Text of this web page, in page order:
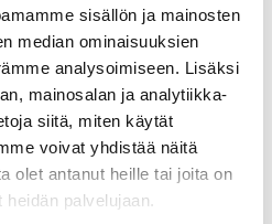
sisällön ja mainosten
median ominaisuuksien
analysoimiseen. Lisäksi
mainosalan ja analytiikka-
siitä, miten käytät
voivat yhdistää näitä
olet antanut heille tai joita on
palvelujaan.
– Policy Brief
loppuraportti
tutkija- ja